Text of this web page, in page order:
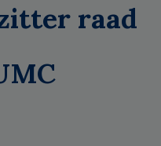
raad